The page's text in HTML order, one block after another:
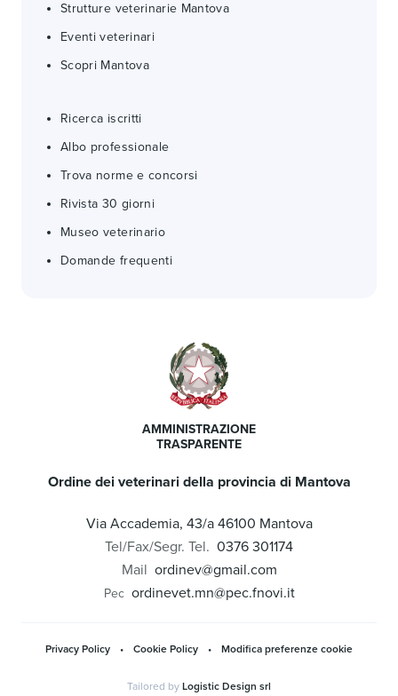
Strutture veterinarie Mantova
Eventi veterinari
Scopri Mantova
Ricerca iscritti
Albo professionale
Trova norme e concorsi
Rivista 30 giorni
Museo veterinario
Domande frequenti
AMMINISTRAZIONE
TRASPARENTE
Ordine dei veterinari della provincia di Mantova
Via Accademia, 43/a 46100 Mantova
Tel/Fax/Segr. Tel. 0376 301174
Mail ordinev@gmail.com
Pec ordinevet.mn@pec.fnovi.it
Privacy Policy • Cookie Policy • Modifica preferenze cookie
Tailored by Logistic Design srl